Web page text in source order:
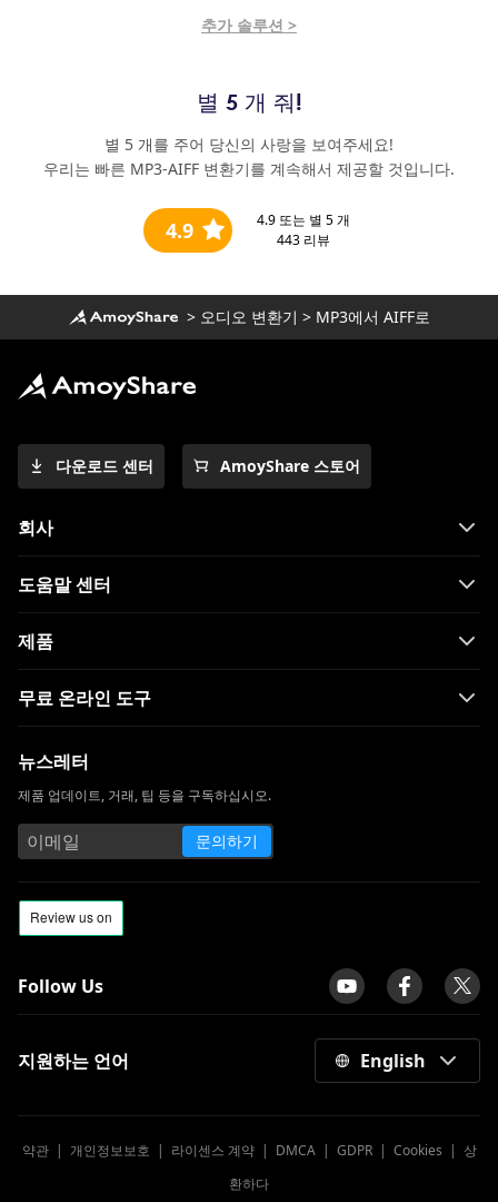
추가 솔루션 >
별 5 개 줘!
별 5 개를 주어 당신의 사랑을 보여주세요!
우리는 빠른 MP3-AIFF 변환기를 계속해서 제공할 것입니다.
4.9 4.9 또는 별 5 개
443 리뷰
> 오디오 변환기 > MP3에서 AIFF로
다운로드 센터 AmoyShare 스토어
회사
도움말 센터
제품
무료 온라인 도구
뉴스레터
제품 업데이트, 거래, 팁 등을 구독하십시오.
문의하기
Follow Us
지원하는 언어 English
약관| 개인정보보호 | 라이센스 계약| DMCA| GDPR| Cookies | 상
환하다